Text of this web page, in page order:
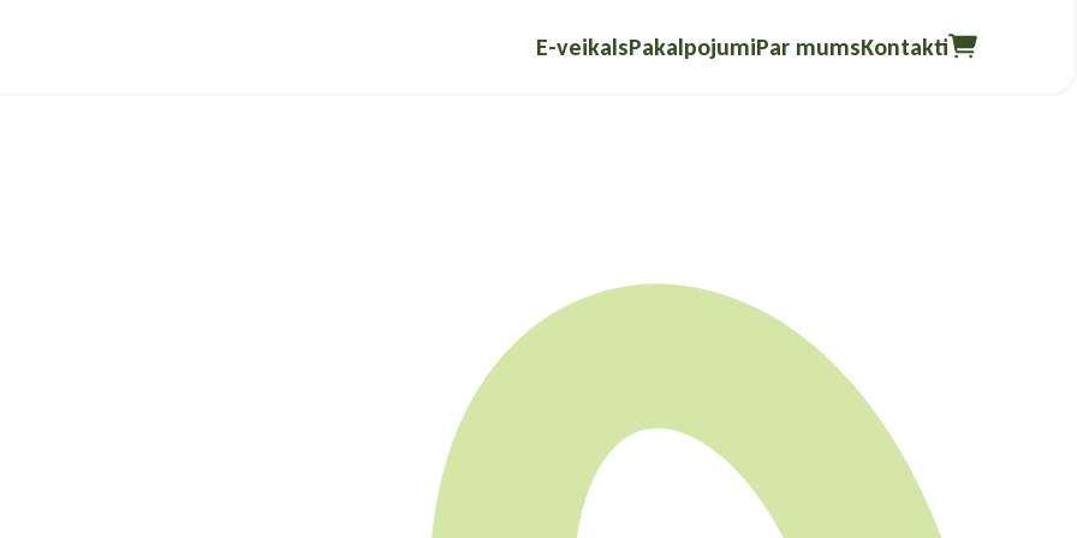
E-veikalsPakalpojumiPar mumsKontakti